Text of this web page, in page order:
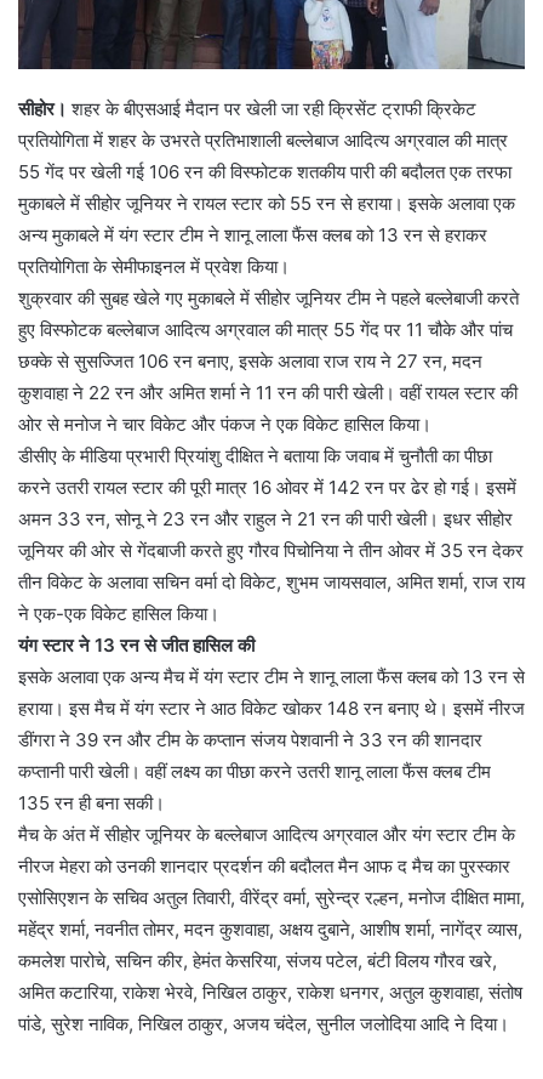
सीहोर। शहर के बीएसआई मैदान पर खेली जा रही क्रिसेंट ट्राफी क्रिकेट
प्रतियोगिता में शहर के उभरते प्रतिभाशाली बल्लेबाज आदित्य अग्रवाल की मात्र
55 गेंद पर खेली गई 106 रन की विस्फोटक शतकीय पारी की बदौलत एक तरफा
मुकाबले में सीहोर जूनियर ने रायल स्टार को 55 रन से हराया। इसके अलावा एक
अन्य मुकाबले में यंग स्टार टीम ने शानू लाला फैंस क्लब को 13 रन से हराकर
प्रतियोगिता के सेमीफाइनल में प्रवेश किया।
शुक्रवार की सुबह खेले गए मुकाबले में सीहोर जूनियर टीम ने पहले बल्लेबाजी करते
हुए विस्फोटक बल्लेबाज आदित्य अग्रवाल की मात्र 55 गेंद पर 11 चौके और पांच
छक्के से सुसज्जित 106 रन बनाए, इसके अलावा राज राय ने 27 रन, मदन
कुशवाहा ने 22 रन और अमित शर्मा ने 11 रन की पारी खेली। वहीं रायल स्टार की
ओर से मनोज ने चार विकेट और पंकज ने एक विकेट हासिल किया।
डीसीए के मीडिया प्रभारी प्रियांशु दीक्षित ने बताया कि जवाब में चुनौती का पीछा
करने उतरी रायल स्टार की पूरी मात्र 16 ओवर में 142 रन पर ढेर हो गई। इसमें
अमन 33 रन, सोनू ने 23 रन और राहुल ने 21 रन की पारी खेली। इधर सीहोर
जूनियर की ओर से गेंदबाजी करते हुए गौरव पिचोनिया ने तीन ओवर में 35 रन देकर
तीन विकेट के अलावा सचिन वर्मा दो विकेट, शुभम जायसवाल, अमित शर्मा, राज राय
ने एक-एक विकेट हासिल किया।
यंग स्टार ने 13 रन से जीत हासिल की
इसके अलावा एक अन्य मैच में यंग स्टार टीम ने शानू लाला फैंस क्लब को 13 रन से
हराया। इस मैच में यंग स्टार ने आठ विकेट खोकर 148 रन बनाए थे। इसमें नीरज
डींगरा ने 39 रन और टीम के कप्तान संजय पेशवानी ने 33 रन की शानदार
कप्तानी पारी खेली। वहीं लक्ष्य का पीछा करने उतरी शानू लाला फैंस क्लब टीम
135 रन ही बना सकी।
मैच के अंत में सीहोर जूनियर के बल्लेबाज आदित्य अग्रवाल और यंग स्टार टीम के
नीरज मेहरा को उनकी शानदार प्रदर्शन की बदौलत मैन आफ द मैच का पुरस्कार
एसोसिएशन के सचिव अतुल तिवारी, वीरेंद्र वर्मा, सुरेन्द्र रल्हन, मनोज दीक्षित मामा,
महेंद्र शर्मा, नवनीत तोमर, मदन कुशवाहा, अक्षय दुबाने, आशीष शर्मा, नागेंद्र व्यास,
कमलेश पारोचे, सचिन कीर, हेमंत केसरिया, संजय पटेल, बंटी विलय गौरव खरे,
अमित कटारिया, राकेश भेरवे, निखिल ठाकुर, राकेश धनगर, अतुल कुशवाहा, संतोष
पांडे, सुरेश नाविक, निखिल ठाकुर, अजय चंदेल, सुनील जलोदिया आदि ने दिया।